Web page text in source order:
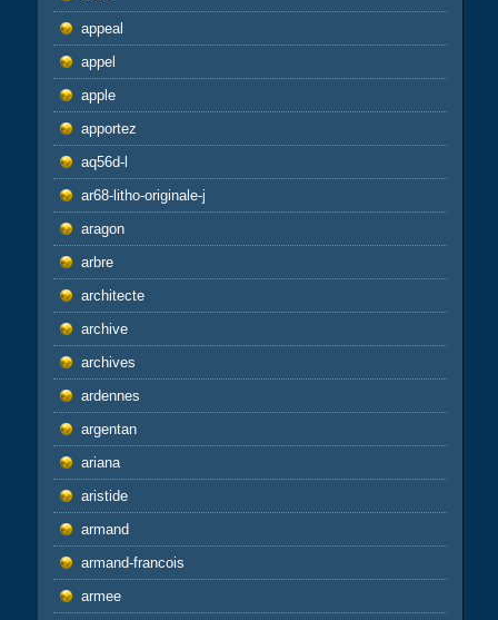
appeal
appel
apple
apportez
aq56d-l
ar68-litho-originale-j
aragon
arbre
architecte
archive
archives
ardennes
argentan
ariana
aristide
armand
armand-francois
armee